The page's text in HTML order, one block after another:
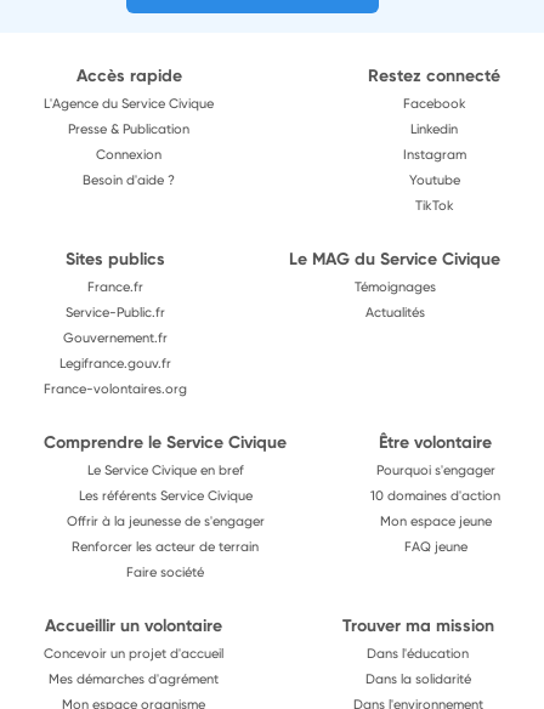
Accès rapide
L'Agence du Service Civique
Presse & Publication
Connexion
Besoin d'aide ?
Restez connecté
Facebook
Linkedin
Instagram
Youtube
TikTok
Sites publics
France.fr
Service-Public.fr
Gouvernement.fr
Legifrance.gouv.fr
France-volontaires.org
Le MAG du Service Civique
Témoignages
Actualités
Comprendre le Service Civique
Le Service Civique en bref
Les référents Service Civique
Offrir à la jeunesse de s'engager
Renforcer les acteur de terrain
Faire société
Être volontaire
Pourquoi s'engager
10 domaines d'action
Mon espace jeune
FAQ jeune
Accueillir un volontaire
Concevoir un projet d'accueil
Mes démarches d'agrément
Mon espace organisme
Trouver ma mission
Dans l'éducation
Dans la solidarité
Dans l'environnement